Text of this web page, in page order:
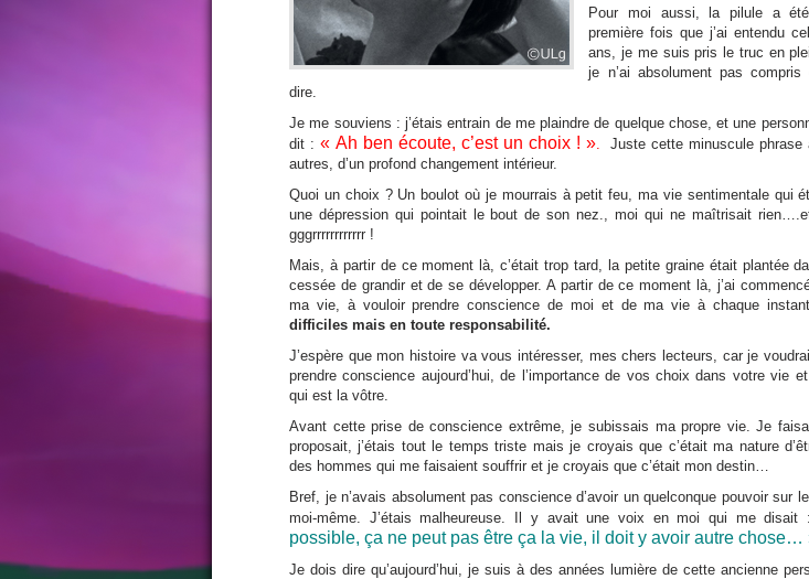
Pour moi aussi, la pilule a
première fois que j’ai entendu
ans, je me suis pris le truc en
je n’ai absolument pas
dire.
Je me souviens : j’étais entrain de me plaindre de quelque chose, et une
dit : « Ah ben écoute, c’est un choix ! ».
Juste cette minuscule
autres, d’un profond changement intérieur.
Quoi un choix ? Un boulot où je mourrais à petit feu, ma vie sentimentale qui
une dépression qui pointait le bout de son nez., moi qui ne maîtrisait
gggrrrrrrrrrrrr !
Mais, à partir de ce moment là, c’était trop tard, la petite graine était plantée
cessée de grandir et de se développer. A partir de ce moment là, j’ai
ma vie, à vouloir prendre conscience de moi et de ma vie à chaque
difficiles mais en toute responsabilité.
J’espère que mon histoire va vous intéresser, mes chers lecteurs, car je
prendre conscience aujourd’hui, de l’importance de vos choix dans votre vie
qui est la vôtre.
Avant cette prise de conscience extrême, je subissais ma propre vie. Je
proposait, j’étais tout le temps triste mais je croyais que c’était ma nature
des hommes qui me faisaient souffrir et je croyais que c’était mon destin…
Bref, je n’avais absolument pas conscience d’avoir un quelconque pouvoir sur
moi-même. J’étais malheureuse. Il y avait une voix en moi qui me disait :
possible, ça ne peut pas être ça la vie, il doit y avoir autre chose…
Je dois dire qu’aujourd’hui, je suis à des années lumière de cette ancienne